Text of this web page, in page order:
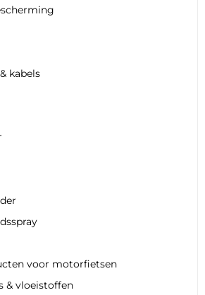
kabels
voor motorfietsen
& vloeistoffen